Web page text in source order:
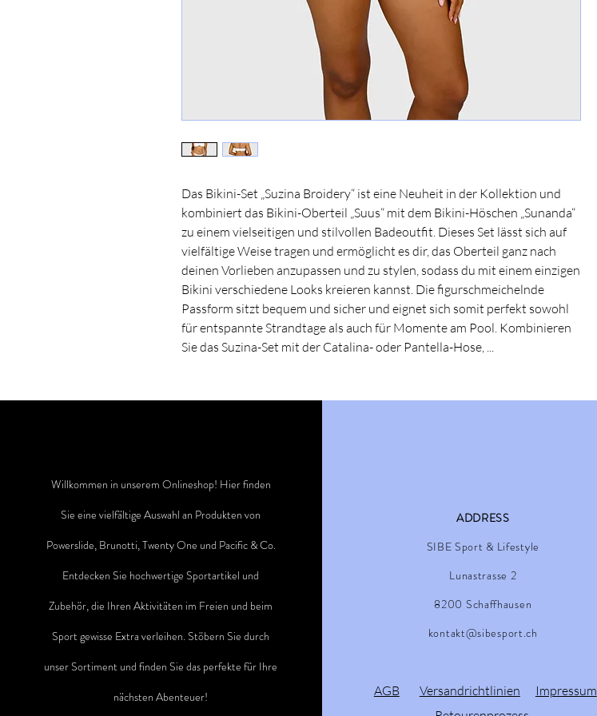
Das Bikini-Set „Suzina Broidery“ ist eine Neuheit in der Kollektion und
kombiniert das Bikini-Oberteil „Suus“ mit dem Bikini-Höschen „Sunanda“
zu einem vielseitigen und stilvollen Badeoutfit. Dieses Set lässt sich auf
vielfältige Weise tragen und ermöglicht es dir, das Oberteil ganz nach
deinen Vorlieben anzupassen und zu stylen, sodass du mit einem einzigen
Bikini verschiedene Looks kreieren kannst. Die figurschmeichelnde
Passform sitzt bequem und sicher und eignet sich somit perfekt sowohl
für entspannte Strandtage als auch für Momente am Pool. Kombinieren
Sie das Suzina-Set mit der Catalina- oder Pantella-Hose, ...
Willkommen in unserem Onlineshop! Hier finden
Sie eine vielfältige Auswahl an Produkten von
Powerslide, Brunotti, Twenty One und Pacific & Co.
Entdecken Sie hochwertige Sportartikel und
Zubehör, die Ihren Aktivitäten im Freien und beim
Sport gewisse Extra verleihen. Stöbern Sie durch
unser Sortiment und finden Sie das perfekte für Ihre
nächsten Abenteuer!
ADDRESS
SIBE Sport & Lifestyle
Lunastrasse 2
8200 Schaffhausen
kontakt@sibesport.ch
AGB Versandrichtlinien
Impressum